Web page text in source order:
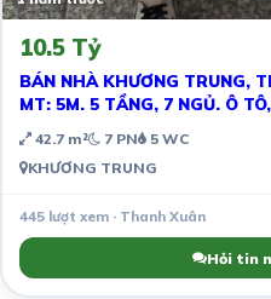
10.5 Tỷ
BÁN NHÀ KHƯƠNG TRUNG,
MT: 5M. 5 TẦNG, 7 NGỦ. Ô
42.7 m² 7 PN 5 WC
KHƯƠNG TRUNG
445 lượt xem · Thanh Xuân
Hỏi tin